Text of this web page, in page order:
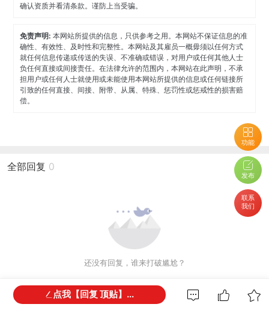
功能
发布
联系
我们
确认资质并看清条款。谨防上当受骗。
免责声明:本网站所提供的信息，只供参考之用。本网站不保证信息的准
确性、有效性、及时性和完整性。本网站及其雇员一概毋须以任何方式
就任何信息传递或传送的失误、不准确或错误，对用户或任何其他人士
负任何直接或间接责任。在法律允许的范围内，本网站在此声明，不承
担用户或任何人士就使用或未能使用本网站所提供的信息或任何链接所
引致的任何直接、间接、附带、从属、特殊、惩罚性或惩戒性的损害赔
偿。
全部回复 0
还没有回复，谁来打破尴尬？
点我【回复 顶贴】...